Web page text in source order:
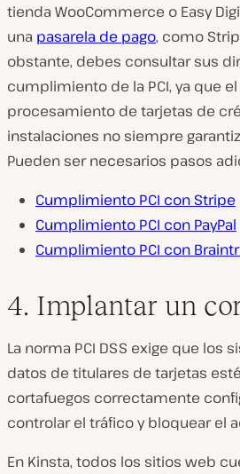
tienda WooCommerce o Easy
una pasarela de pago, como
obstante, debes consultar sus
cumplimiento de la PCI, ya que
procesamiento de tarjetas de
instalaciones no siempre
Pueden ser necesarios pasos
Cumplimiento PCI con Stripe
Cumplimiento PCI con PayPal
Cumplimiento PCI con
4. Implantar un
La norma PCI DSS exige que los
datos de titulares de tarjetas
cortafuegos correctamente
controlar el tráfico y bloquear el
En Kinsta, todos los sitios web